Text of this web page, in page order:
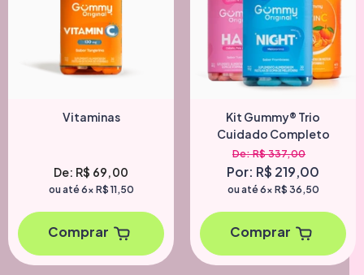
Vitaminas
De: R$ 69,00
ou até 6x R$ 11,50
Comprar
Kit Gummy® Trio
Cuidado Completo
De: R$ 337,00
Por: R$ 219,00
ou até 6x R$ 36,50
Comprar